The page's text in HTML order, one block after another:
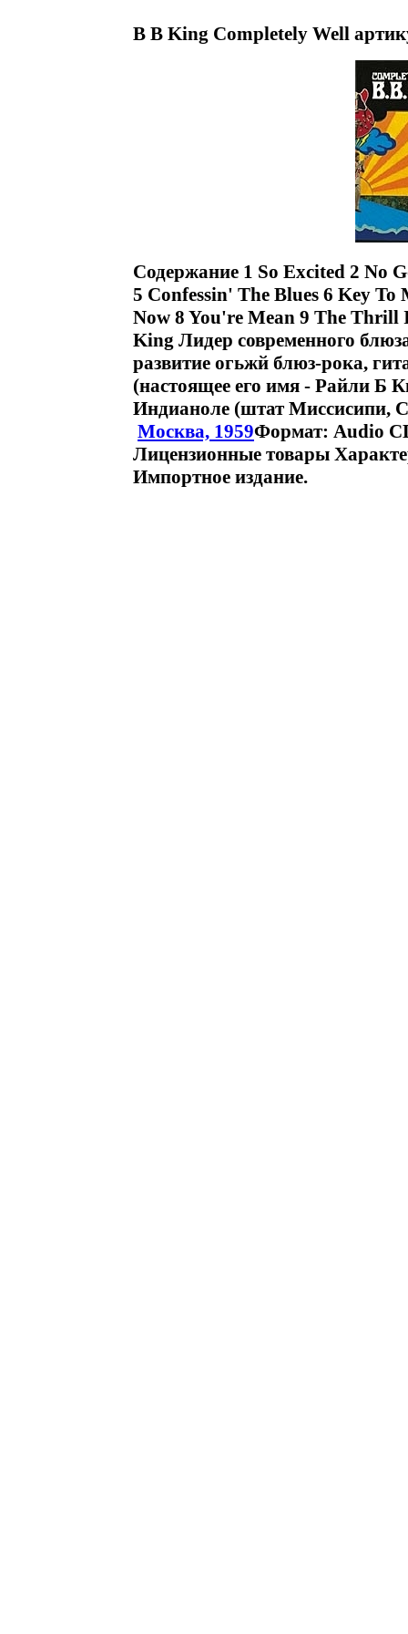
B B King Completely Well
Содержание 1 So Excited 2 No
5 Confessin' The Blues 6 Key
Now 8 You're Mean 9 The
King Лидер современного
развитие огьжй блюз-рока,
(настоящее его имя - Райли Б
Индианоле (штат
Москва, 1959Формат: Audio
Лицензионные товары
Импортное издание.